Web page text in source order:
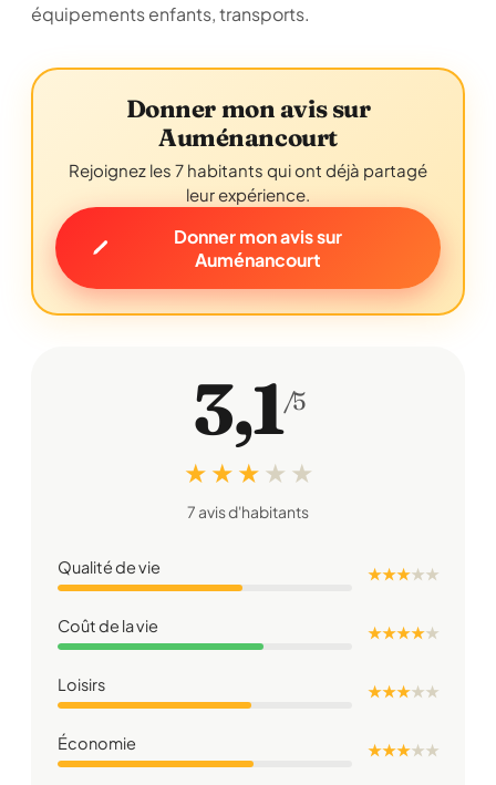
équipements enfants, transports.
Donner mon avis sur
Auménancourt
Rejoignez les 7 habitants qui ont déjà partagé
leur expérience.
Donner mon avis sur
Auménancourt
3,1/5
★ ★ ★ ★ ★
7 avis d'habitants
Qualité de vie ★ ★ ★★★
Coût de la vie ★ ★ ★ ★★
Loisirs ★ ★ ★★★
Économie ★ ★ ★★★